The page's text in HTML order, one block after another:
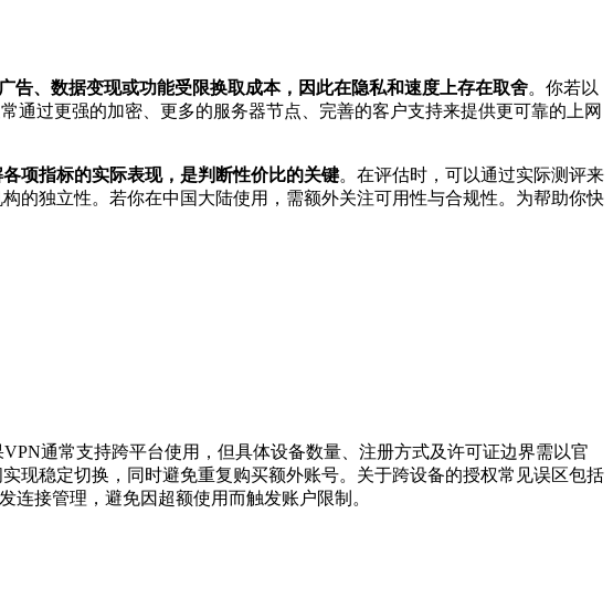
告、数据变现或功能受限换取成本，因此在隐私和速度上存在取舍。你若以
通过更强的加密、更多的服务器节点、完善的客户支持来提供更可靠的上网
项指标的实际表现，是判断性价比的关键。在评估时，可以通过实际测评来
的独立性。若你在中国大陆使用，需额外关注可用性与合规性。为帮助你快
通常支持跨平台使用，但具体设备数量、注册方式及许可证边界需以官
现稳定切换，同时避免重复购买额外账号。关于跨设备的授权常见误区包括
连接管理，避免因超额使用而触发账户限制。